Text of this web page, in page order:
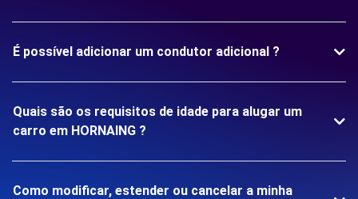
É possível adicionar um condutor adicional ?
Quais são os requisitos de idade para alugar um
carro em HORNAING ?
Como modificar, estender ou cancelar a minha